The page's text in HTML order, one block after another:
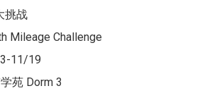
挑战
Mileage Challenge
11/19
苑 Dorm 3